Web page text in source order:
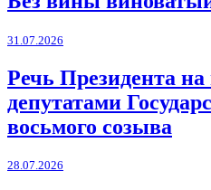
31.07.2026
Речь Президента на
депутатами
восьмого созыва
28.07.2026